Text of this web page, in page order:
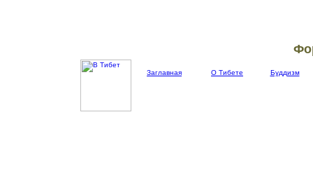
Заглавная О Тибете Буддизм